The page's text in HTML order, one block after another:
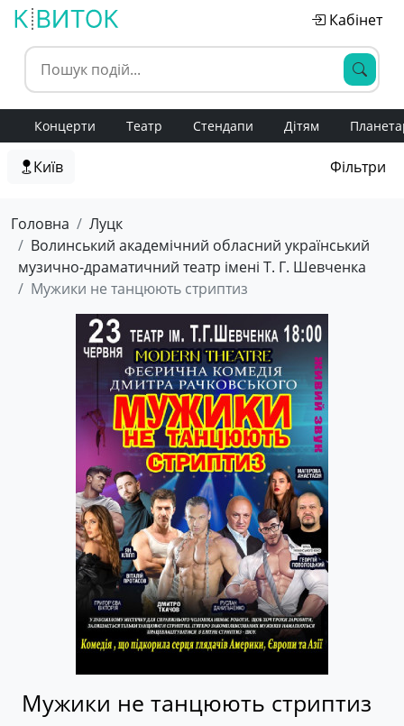
Кабінет
Концерти Театр Стендапи Дітям
Київ Фільтри
Головна
Луцк
Волинський академічний обласний український
музично-драматичний театр імені Т. Г. Шевченка
Мужики не танцюють стриптиз
Мужики не танцюють стриптиз